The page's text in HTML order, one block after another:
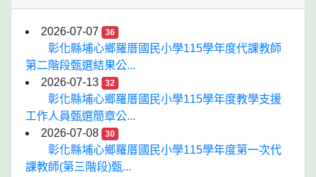
2026-07-07 36
彰化縣埔心鄉羅厝國民小學115學年度代課教師
第二階段甄選結果公...
2026-07-13
32
彰化縣埔心鄉羅厝國民小學115學年度教學支援
工作人員甄選簡章公...
2026-07-08
30
彰化縣埔心鄉羅厝國民小學115學年度第一次代
課教師(第三階段)甄...